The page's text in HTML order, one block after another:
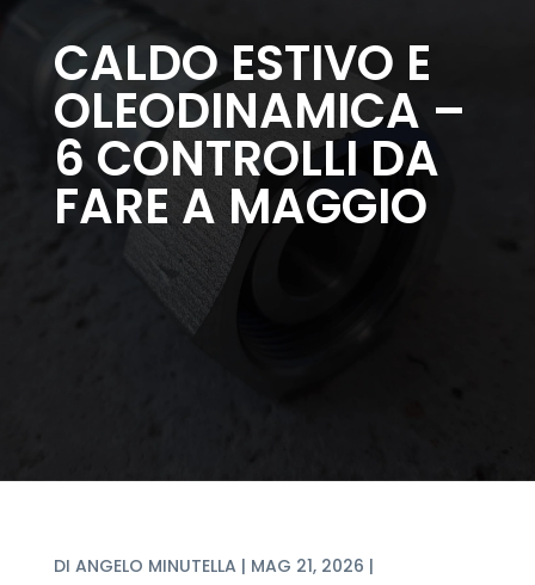
CALDO ESTIVO E
OLEODINAMICA –
6 CONTROLLI DA
FARE A MAGGIO
DI ANGELO MINUTELLA | MAG 21, 2026 |